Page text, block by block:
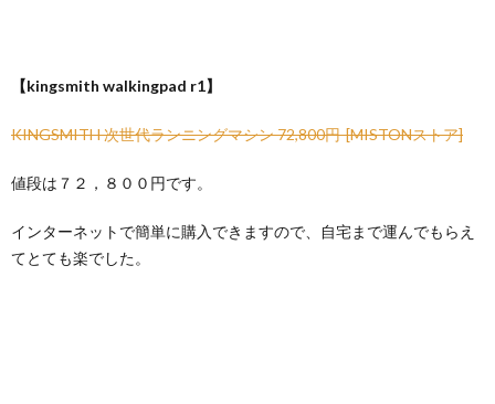
【kingsmith walkingpad r1】
KINGSMITH 次世代ランニングマシン 72,800円-[MISTONストア]
値段は７２，８００円です。
インターネットで簡単に購入できますので、自宅まで運んでもらえ
てとても楽でした。